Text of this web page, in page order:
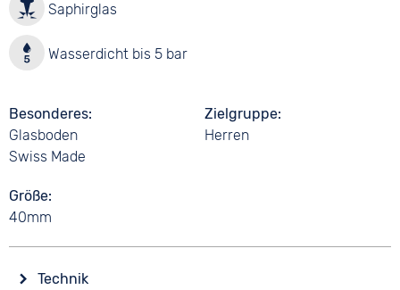
Saphirglas
Wasserdicht bis 5 bar
Besonderes
Glasboden
Swiss Made
Zielgruppe
Herren
Größe
40mm
Technik